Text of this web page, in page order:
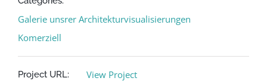
Galerie unsrer Architekturvisualisierungen
Komerziell
Project URL: View Project